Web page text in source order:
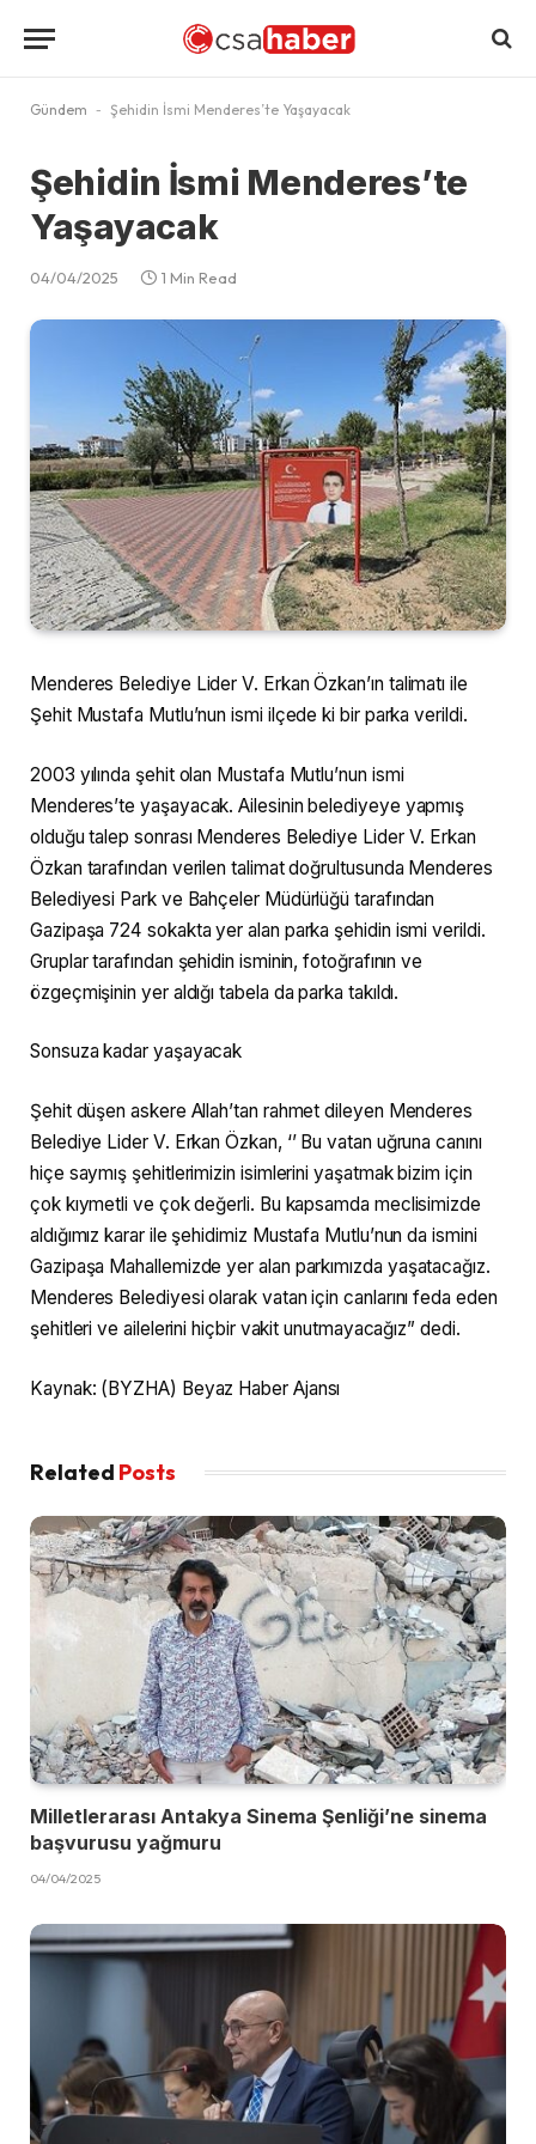
Gündem - Şehidin İsmi Menderes’te Yaşayacak
Şehidin İsmi Menderes’te
Yaşayacak
04/04/2025 1 Min Read
Menderes Belediye Lider V. Erkan Özkan’ın talimatı ile
Şehit Mustafa Mutlu’nun ismi ilçede ki bir parka verildi.
2003 yılında şehit olan Mustafa Mutlu’nun ismi
Menderes’te yaşayacak. Ailesinin belediyeye yapmış
olduğu talep sonrası Menderes Belediye Lider V. Erkan
Özkan tarafından verilen talimat doğrultusunda Menderes
Belediyesi Park ve Bahçeler Müdürlüğü tarafından
Gazipaşa 724 sokakta yer alan parka şehidin ismi verildi.
Gruplar tarafından şehidin isminin, fotoğrafının ve
özgeçmişinin yer aldığı tabela da parka takıldı.
Sonsuza kadar yaşayacak
Şehit düşen askere Allah’tan rahmet dileyen Menderes
Belediye Lider V. Erkan Özkan, ‘’ Bu vatan uğruna canını
hiçe saymış şehitlerimizin isimlerini yaşatmak bizim için
çok kıymetli ve çok değerli. Bu kapsamda meclisimizde
aldığımız karar ile şehidimiz Mustafa Mutlu’nun da ismini
Gazipaşa Mahallemizde yer alan parkımızda yaşatacağız.
Menderes Belediyesi olarak vatan için canlarını feda eden
şehitleri ve ailelerini hiçbir vakit unutmayacağız” dedi.
Kaynak: (BYZHA) Beyaz Haber Ajansı
Related Posts
Milletlerarası Antakya Sinema Şenliği’ne sinema
başvurusu yağmuru
04/04/2025